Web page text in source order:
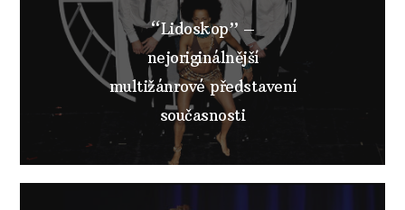
“Lidoskop” –
nejoriginálnější
multižánrové představení
současnosti